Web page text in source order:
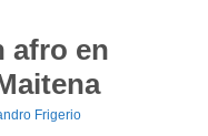
afro en
Frigerio